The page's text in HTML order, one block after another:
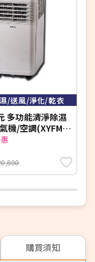
/送風/淨化/乾衣
多功能清淨除濕
機/空調(XYFMP-
購買須知